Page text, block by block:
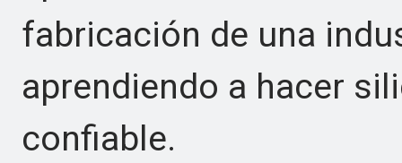
fabricación de una
aprendiendo a hacer
confiable.